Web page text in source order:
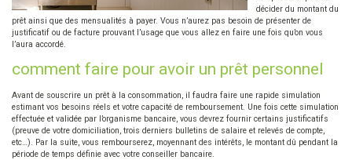
décider du montant du
prêt ainsi que des mensualités à payer. Vous n’aurez pas besoin de présenter de
justificatif ou de facture prouvant l’usage que vous allez en faire une fois qu’on vous
l’aura accordé.
comment faire pour avoir un prêt personnel
Avant de souscrire un prêt à la consommation, il faudra faire une rapide simulation
estimant vos besoins réels et votre capacité de remboursement. Une fois cette simulation
effectuée et validée par l’organisme bancaire, vous devrez fournir certains justificatifs
(preuve de votre domiciliation, trois derniers bulletins de salaire et relevés de compte,
etc…). Par la suite, vous rembourserez, moyennant des intérêts, le montant dû pendant la
période de temps définie avec votre conseiller bancaire.